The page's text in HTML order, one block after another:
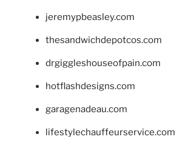
jeremypbeasley.com
thesandwichdepotcos.com
drgiggleshouseofpain.com
hotflashdesigns.com
garagenadeau.com
lifestylechauffeurservice.com